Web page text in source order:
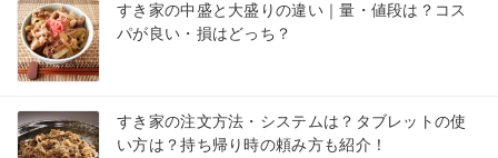
すき家の中盛と大盛りの違い｜量・値段は？コス
パが良い・損はどっち？
すき家の注文方法・システムは？タブレットの使
い方は？持ち帰り時の頼み方も紹介！